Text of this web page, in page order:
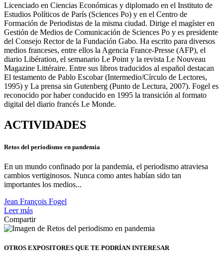
Licenciado en Ciencias Económicas y diplomado en el Instituto de
Estudios Políticos de París (Sciences Po) y en el Centro de
Formación de Periodistas de la misma ciudad. Dirige el magíster en
Gestión de Medios de Comunicación de Sciences Po y es presidente
del Consejo Rector de la Fundación Gabo. Ha escrito para diversos
medios franceses, entre ellos la Agencia France-Presse (AFP), el
diario Libération, el semanario Le Point y la revista Le Nouveau
Magazine Littéraire. Entre sus libros traducidos al español destacan
El testamento de Pablo Escobar (Intermedio/Círculo de Lectores,
1995) y La prensa sin Gutenberg (Punto de Lectura, 2007). Fogel es
reconocido por haber conducido en 1995 la transición al formato
digital del diario francés Le Monde.
ACTIVIDADES
Retos del periodismo en pandemia
En un mundo confinado por la pandemia, el periodismo atraviesa
cambios vertiginosos. Nunca como antes habían sido tan
importantes los medios...
Jean François Fogel
Leer más
Compartir
OTROS EXPOSITORES QUE TE PODRÍAN INTERESAR